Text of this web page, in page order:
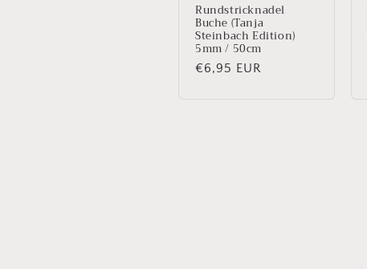
Rundstricknadel
Buche (Tanja
Steinbach Edition)
5mm / 50cm
Normaler
€6,95 EUR